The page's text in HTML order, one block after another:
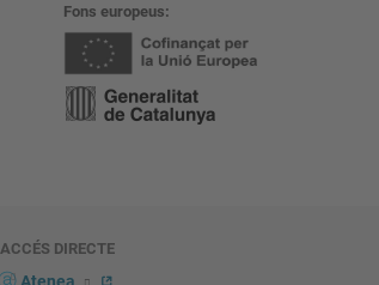
Fons europeus
ACCÉS DIRECTE